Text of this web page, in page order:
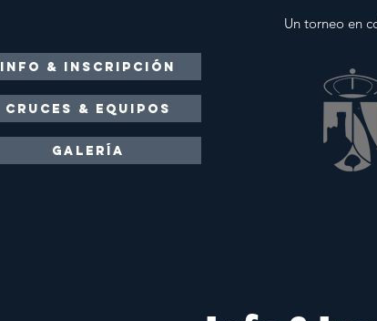
INFO & INSCRIPCIÓN
CRUCES & EQUIPOS
GALERÍA
Un torneo en